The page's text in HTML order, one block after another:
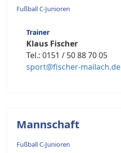
Fußball C-Junioren
Trainer
Klaus Fischer
Tel.: 0151 / 50 88 70 05
sport@fischer-mailach.de
Mannschaft
Fußball C-Junioren